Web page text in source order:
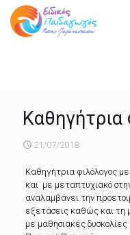
Καθηγήτρια
21/07/2018
Καθηγήτρια φιλόλογος
και με μεταπτυχιακό
αναλαμβάνει την
εξετάσεις καθώς και τη
με μαθησιακές δυσκολίες